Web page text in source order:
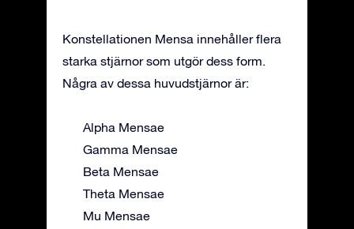
Konstellationen Mensa innehåller flera
starka stjärnor som utgör dess form.
Några av dessa huvudstjärnor är:
Alpha Mensae
Gamma Mensae
Beta Mensae
Theta Mensae
Mu Mensae